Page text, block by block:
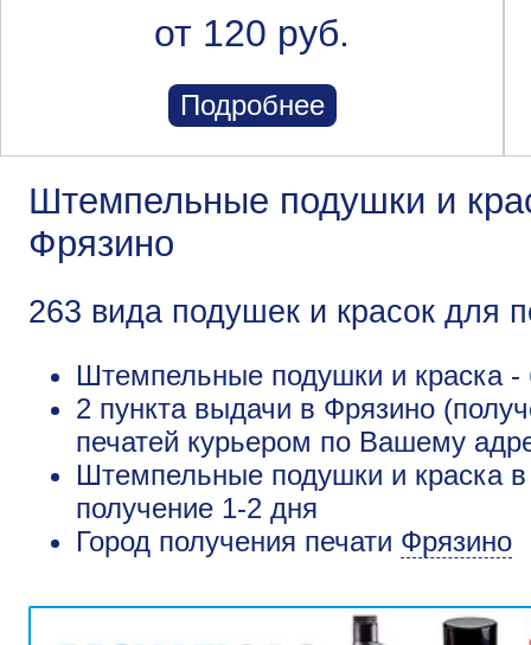
от 120 руб.
Подробнее
Штемпельные подушки и
Фрязино
263 вида подушек и красок для
Штемпельные подушки и краска -
2 пункта выдачи в Фрязино
печатей курьером по Вашему
Штемпельные подушки и краска
получение 1-2 дня
Город получения печати Фрязино